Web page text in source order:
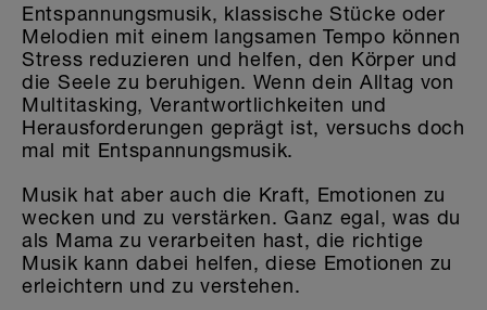
Entspannungsmusik, klassische Stücke oder
Melodien mit einem langsamen Tempo können
Stress reduzieren und helfen, den Körper und
die Seele zu beruhigen. Wenn dein Alltag von
Multitasking, Verantwortlichkeiten und
Herausforderungen geprägt ist, versuchs doch
mal mit Entspannungsmusik.
Musik hat aber auch die Kraft, Emotionen zu
wecken und zu verstärken. Ganz egal, was du
als Mama zu verarbeiten hast, die richtige
Musik kann dabei helfen, diese Emotionen zu
erleichtern und zu verstehen.